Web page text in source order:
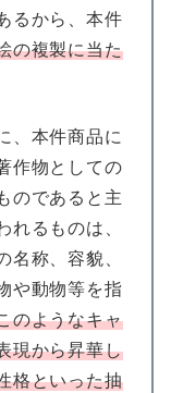
るから、本件
の複製に当た
、本件商品に
作物としての
のであると主
るものは、
称、容貌、
や動物等を指
のようなキャ
現から昇華し
格といった抽